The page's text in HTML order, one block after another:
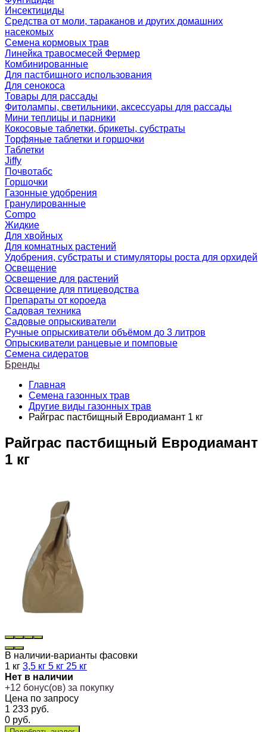
Инсектициды
Средства от моли, тараканов и других домашних
насекомых
Семена кормовых трав
Линейка травосмесей Фермер
Комбинированные
Для пастбищного использования
Для сенокоса
Товары для рассады
Фитолампы, светильники, аксессуары для рассады
Мини теплицы и парники
Кокосовые таблетки, брикеты, субстраты
Торфяные таблетки и горшочки
Таблетки
Jiffy
Почвотабс
Горшочки
Газонные удобрения
Гранулированные
Compo
Жидкие
Для хвойных
Для комнатных растений
Удобрения, субстраты и стимуляторы роста для орхидей
Освещение
Освещение для растений
Освещение для птицеводства
Препараты от короеда
Садовая техника
Садовые опрыскиватели
Ручные опрыскиватели объёмом до 3 литров
Опрыскиватели ранцевые и помповые
Семена сидератов
Бренды
Главная
Семена газонных трав
Другие виды газонных трав
Райграс пастбищный Евродиамант 1 кг
Райграс пастбищный Евродиамант
1 кг
В наличии-варианты фасовки
1 кг 3,5 кг 5 кг 25 кг
Нет в наличии
+12 бонус(ов) за покупку
Цена по запросу
1 233 руб.
0 руб.